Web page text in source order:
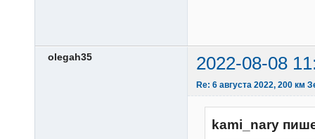
olegah35 2022-08-08
Re: 6 августа 2022, 200 км
kami_nary